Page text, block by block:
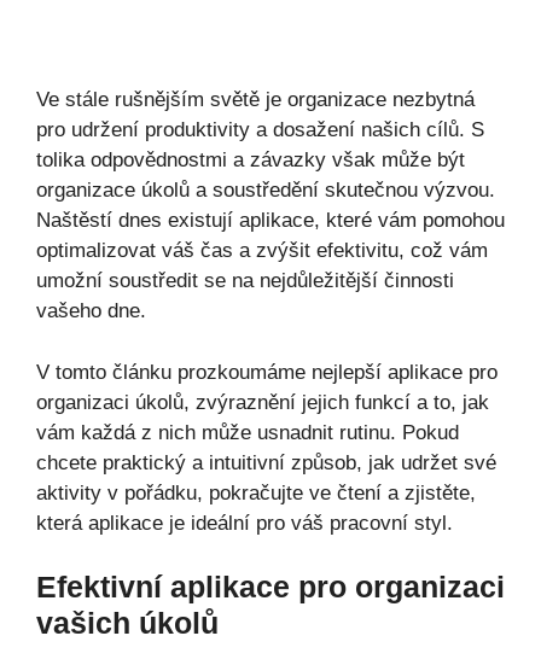
Ve stále rušnějším světě je organizace nezbytná
pro udržení produktivity a dosažení našich cílů. S
tolika odpovědnostmi a závazky však může být
organizace úkolů a soustředění skutečnou výzvou.
Naštěstí dnes existují aplikace, které vám pomohou
optimalizovat váš čas a zvýšit efektivitu, což vám
umožní soustředit se na nejdůležitější činnosti
vašeho dne.
V tomto článku prozkoumáme nejlepší aplikace pro
organizaci úkolů, zvýraznění jejich funkcí a to, jak
vám každá z nich může usnadnit rutinu. Pokud
chcete praktický a intuitivní způsob, jak udržet své
aktivity v pořádku, pokračujte ve čtení a zjistěte,
která aplikace je ideální pro váš pracovní styl.
Efektivní aplikace pro organizaci
vašich úkolů